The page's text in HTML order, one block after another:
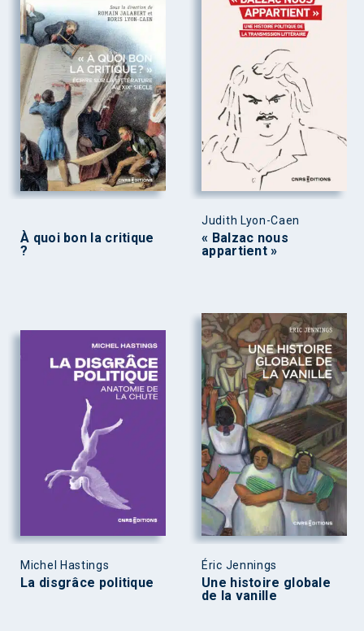
À quoi bon la critique
?
Judith Lyon-Caen
« Balzac nous
appartient »
Michel Hastings
La disgrâce politique
Éric Jennings
Une histoire globale
de la vanille